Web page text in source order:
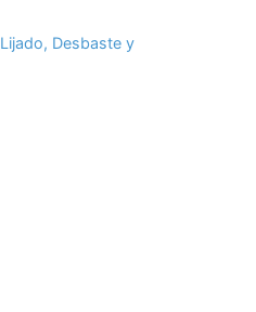
Lijado, Desbaste y